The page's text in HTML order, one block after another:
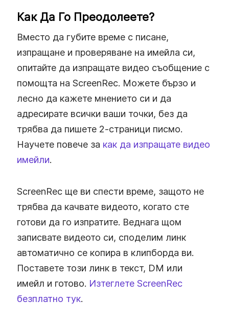
Как Да Го Преодолеете?
Вместо да губите време с писане,
изпращане и проверяване на имейла си,
опитайте да изпращате видео съобщение с
помощта на ScreenRec. Можете бързо и
лесно да кажете мнението си и да
адресирате всички ваши точки, без да
трябва да пишете 2-страници писмо.
Научете повече за как да изпращате видео
имейли.
ScreenRec ще ви спести време, защото не
трябва да качвате видеото, когато сте
готови да го изпратите. Веднага щом
записвате видеото си, споделим линк
автоматично се копира в клипборда ви.
Поставете този линк в текст, DM или
имейл и готово. Изтеглете ScreenRec
безплатно тук.